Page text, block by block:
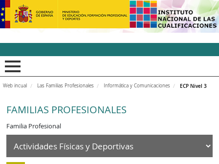
INCUAl - Instituto
Web incual Las Familias Profesionales Informática y Comunicaciones ECP Nivel 3
FAMILIAS PROFESIONALES
Familia Profesional